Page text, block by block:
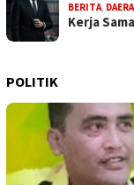
BERITA,
Kerja
POLITIK